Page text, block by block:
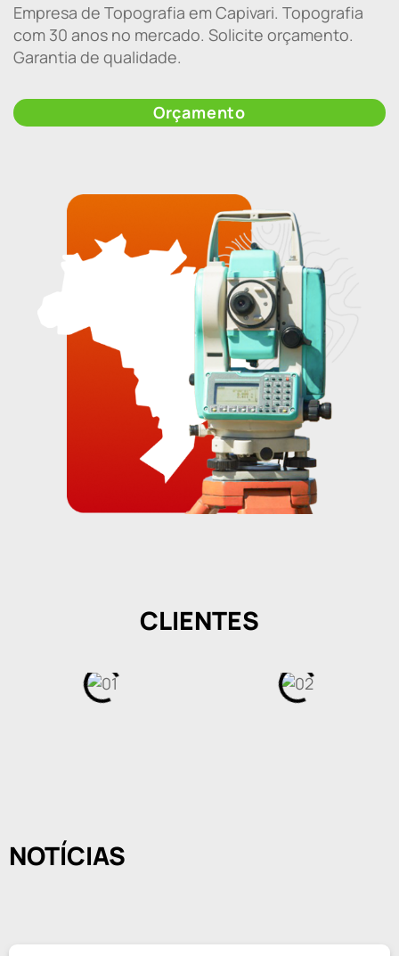
Empresa de Topografia em Capivari. Topografia
com 30 anos no mercado. Solicite orçamento.
Garantia de qualidade.
Orçamento
CLIENTES
NOTÍCIAS